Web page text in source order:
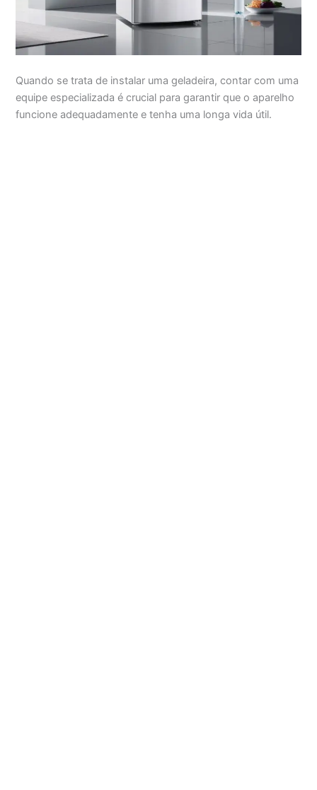
Quando se trata de instalar uma geladeira, contar com uma
equipe especializada é crucial para garantir que o aparelho
funcione adequadamente e tenha uma longa vida útil.